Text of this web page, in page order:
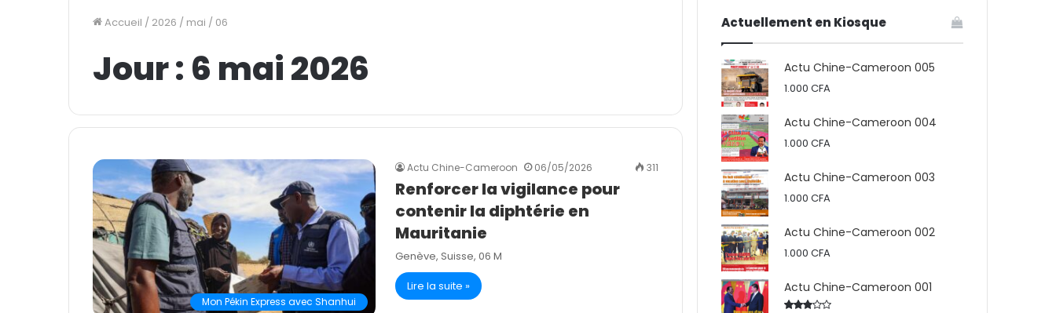
Accueil / 2026 / mai / 06
Jour : 6 mai 2026
Mon Pékin Express avec Shanhui
Actu Chine-Cameroon 06/05/2026 311
Renforcer la vigilance pour
contenir la diphtérie en
Mauritanie
Genève, Suisse, 06 M
Lire la suite »
Actuellement en Kiosque
Actu Chine-Cameroon 005
1.000CFA
Actu Chine-Cameroon 004
1.000CFA
Actu Chine-Cameroon 003
1.000CFA
Actu Chine-Cameroon 002
1.000CFA
Actu Chine-Cameroon 001